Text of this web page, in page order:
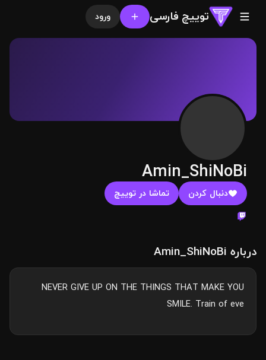
توییچ فارسی ورود
Amin_ShiNoBi
دنبال کردن تماشا در توییچ
درباره Amin_ShiNoBi
NEVER GIVE UP ON THE THINGS THAT MAKE YOU
SMILE. Train of eve